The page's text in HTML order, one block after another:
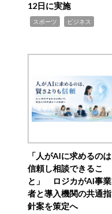
12日に実施
スポーツ ビジネス
「人がAIに求めるのは
信頼し相談できるこ
と」 ロジカがAI事業
者と導入機関の共通指
針案を策定へ